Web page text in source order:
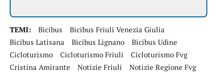
TEMI: Bicibus
Bicibus Friuli Venezia Giulia
Bicibus Latisana
Bicibus Lignano
Bicibus Udine
Cicloturismo
Cicloturismo Friuli
Cicloturismo Fvg
Cristina Amirante
Notizie Friuli Notizie Regione Fvg